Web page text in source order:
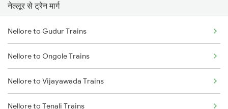
Mumbai to Pune Trains
Delhi to Jammu Trains
Mumbai to Delhi Trains
Mumbai to Goa Trains
नेल्लूर से ट्रेन मार्ग
Nellore to Gudur Trains
Nellore to Ongole Trains
Nellore to Vijayawada Trains
Nellore to Tenali Trains